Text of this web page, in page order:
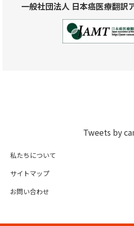
一般社団法人 日本癌医療翻訳
Tweets by
私たちについて
サイトマップ
お問い合わせ